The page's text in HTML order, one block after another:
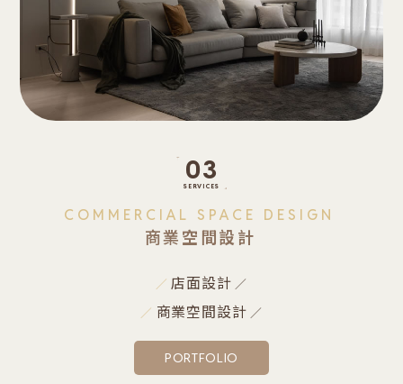
03
COMMERCIAL SPACE DESIGN
商業空間設計
店面設計
商業空間設計
PORTFOLIO